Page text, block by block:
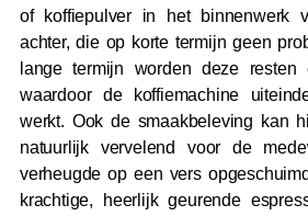
of koffiepulver in het binnenwerk
achter, die op korte termijn geen
lange termijn worden deze resten
waardoor de koffiemachine
werkt. Ook de smaakbeleving kan
natuurlijk vervelend voor de
verheugde op een vers
krachtige, heerlijk geurende